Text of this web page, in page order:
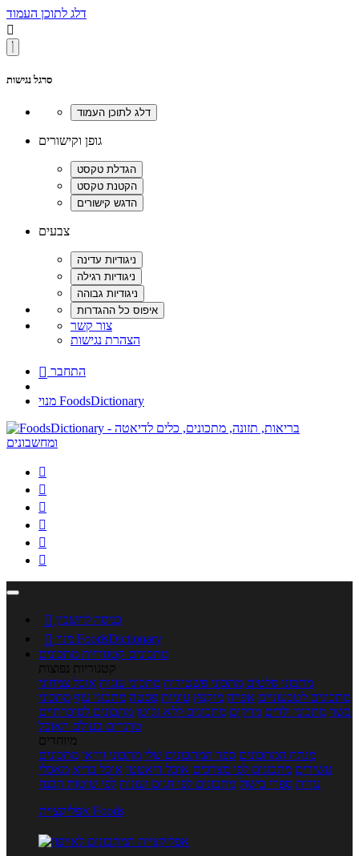
דלג לתוכן העמוד

סרגל נגישות
גופן וקישורים
צבעים
צור קשר
הצהרת נגישות
 התחבר
מנוי FoodsDictionary






 כניסה לחשבון

מנוי FoodsDictionary
מתכונים קטגוריות מתכונים
קטגוריות נפוצות
מתכוני סלטים מתכוני פשטידות מתכוני עוגות אוכל צמחוני
מתכונים לטבעוניים אפייה מוקפץ עוגיות פסטה מתכוני עוף מתכוני
בשר מתכוני ילדים מרקים מתכונים ללא גלוטן מתכונים לסוכרתיים
טרנדים בעולם האוכל
מיוחדים
מנתח המתכונים ספר המתכונים שלי מתכוני וידאו מתכונים
עשירים מתכונים לפי מצרכים אוכל דיאטטי אוכל בריא מאכלי
עדות ספרי בישול מתכונים לפי חגים ועונות לפי שיטות הכנה
אפליקציית Foods